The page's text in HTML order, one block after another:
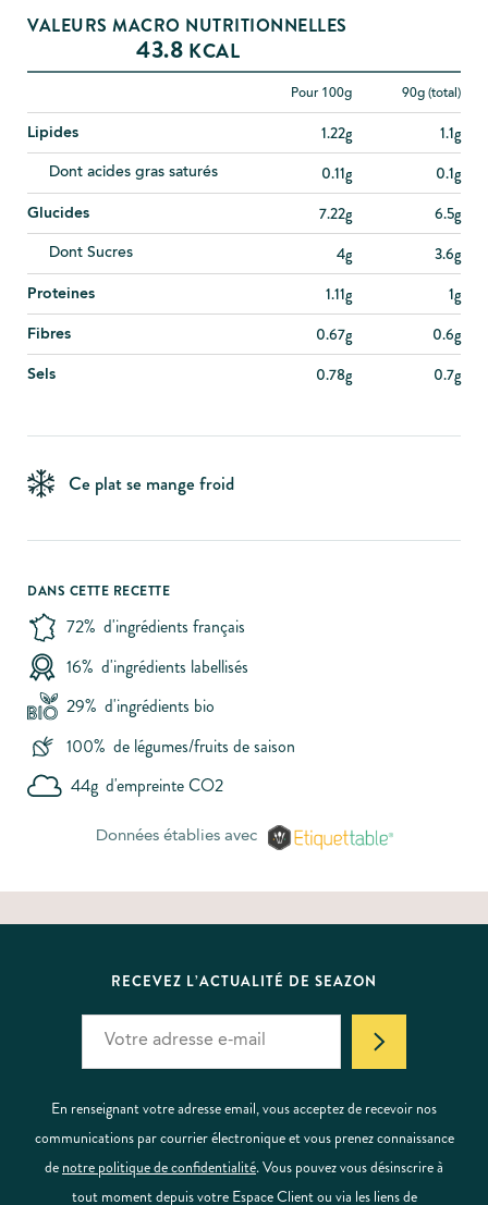
VALEURS MACRO NUTRITIONNELLES
43.8 KCAL
Pour 100g 90g (total)
Lipides 1.22g 1.1g
Dont acides gras saturés 0.11g 0.1g
Glucides 7.22g 6.5g
Dont Sucres 4g 3.6g
Proteines 1.11g 1g
Fibres 0.67g 0.6g
Sels 0.78g 0.7g
Ce plat se mange froid
DANS CETTE RECETTE
72% d'ingrédients français
16% d'ingrédients labellisés
29% d'ingrédients bio
100% de légumes/fruits de saison
44g d'empreinte CO2
Données établies avec
RECEVEZ L’ACTUALITÉ DE SEAZON
En renseignant votre adresse email, vous acceptez de recevoir nos
communications par courrier électronique et vous prenez connaissance
de notre politique de confidentialité. Vous pouvez vous désinscrire à
tout moment depuis votre Espace Client ou via les liens de